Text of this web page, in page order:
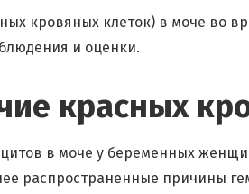
кровяных клеток) в моче во
и оценки.
красных
в моче у беременных
распространенные причины